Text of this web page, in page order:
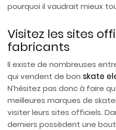
pourquoi il vaudrait mieux
Visitez les sites
fabricants
Il existe de nombreuses
qui vendent de bon skate
N’hésitez pas donc à faire
meilleures marques de
visiter leurs sites officiels.
derniers possèdent une